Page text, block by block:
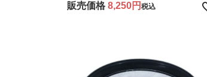
販売価格 8,250 税込